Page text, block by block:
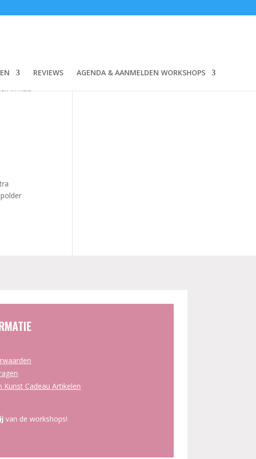
REVIEWS AGENDA & AANMELDEN WORKSHOPS
in huis
Kunst Cadeau Artikelen
van de workshops!